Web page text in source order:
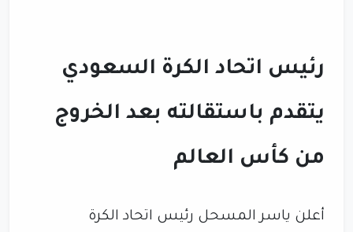
رئيس اتحاد الكرة السعودي
يتقدم باستقالته بعد الخروج
من كأس العالم
أعلن ياسر المسحل رئيس اتحاد الكرة